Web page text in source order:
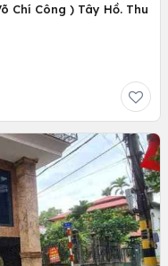
Chí Công ) Tây Hồ. Thu